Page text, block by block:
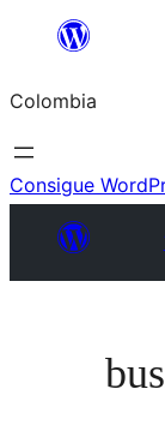
Saltar
contenido
Colombia
Consigue